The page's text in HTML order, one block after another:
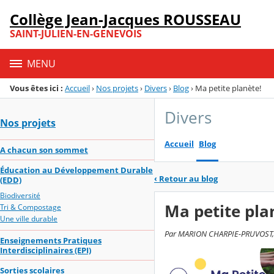
Menu de la rubrique
Contenu
Collège Jean-Jacques ROUSSEAU
SAINT-JULIEN-EN-GENEVOIS
MENU
Vous êtes ici : Accueil› Nos projets› Divers› Blog› Ma petite planète!
Nos projets
A chacun son sommet
Éducation au Développement Durable
(EDD)
Biodiversité
Tri & Compostage
Une ville durable
Enseignements Pratiques
Interdisciplinaires (EPI)
Sorties scolaires
Divers
Accueil Blog
‹ Retour au blog
Ma petite
Par MARION CHARPIE-